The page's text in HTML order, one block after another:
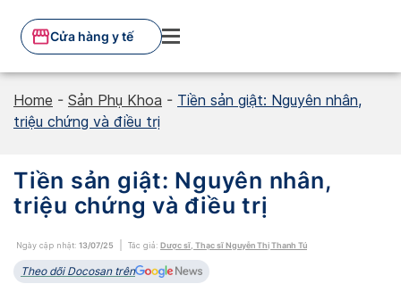
content
Cửa hàng y tế
Home - Sản Phụ Khoa - Tiền sản giật: Nguyên nhân,
triệu chứng và điều trị
Tiền sản giật: Nguyên nhân,
triệu chứng và điều trị
Ngày cập nhật: 13/07/25 Tác giả: Dược sĩ, Thạc sĩ Nguyễn Thị Thanh Tú
Theo dõi Docosan trên